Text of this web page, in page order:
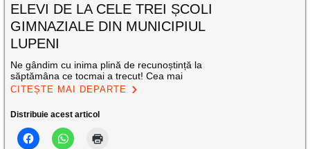
ELEVI DE LA CELE TREI ȘCOLI
GIMNAZIALE DIN MUNICIPIUL
LUPENI
Ne gândim cu inima plină de recunoștință la
săptămâna ce tocmai a trecut! Cea mai
CITEȘTE MAI DEPARTE
Distribuie acest articol